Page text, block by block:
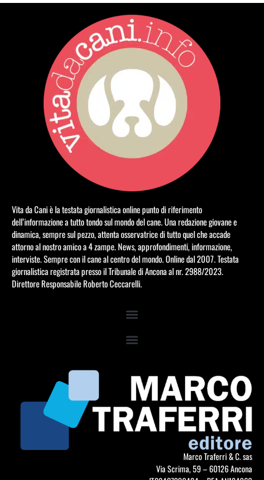
Vita da Cani è la testata giornalistica online punto di riferimento
dell’informazione a tutto tondo sul mondo del cane. Una redazione giovane e
dinamica, sempre sul pezzo, attenta osservatrice di tutto quel che accade
attorno al nostro amico a 4 zampe. News, approfondimenti, informazione,
interviste. Sempre con il cane al centro del mondo. Online dal 2007. Testata
giornalistica registrata presso il Tribunale di Ancona al nr. 2988/2023.
Direttore Responsabile Roberto Ceccarelli.
Marco Traferri & C. sas
Via Scrima, 59 – 60126 Ancona